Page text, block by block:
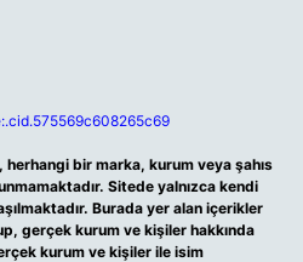
bir marka, kurum veya şahıs
Sitede yalnızca kendi
Burada yer alan içerikler
gerçek kurum ve kişiler hakkında
kurum ve kişiler ile isim